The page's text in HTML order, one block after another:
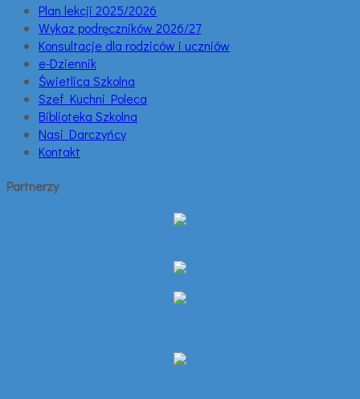
Plan lekcji 2025/2026
Wykaz podręczników 2026/27
Konsultacje dla rodziców i uczniów
e-Dziennik
Świetlica Szkolna
Szef Kuchni Poleca
Biblioteka Szkolna
Nasi Darczyńcy
Kontakt
Partnerzy